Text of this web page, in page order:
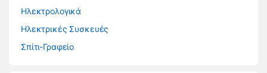
Ηλεκτρολογικά
Ηλεκτρικές Συσκευές
Σπίτι-Γραφείο